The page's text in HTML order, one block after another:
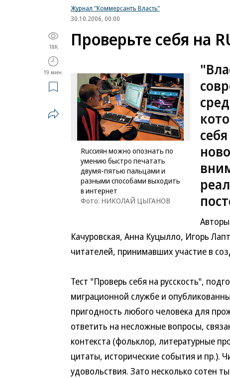
Журнал "Коммерсантъ Власть"
30.10.2006, 00:00
18K
19 мин.
Проверьте себя на
Ruссиян можно опознать по
умению быстро печатать
двумя-пятью пальцами и
разными способами выходить
в интернет
Фото: НИКОЛАЙ ЦЫГАНОВ
Качуровская, Анна Куцылло, Игорь
читателей, принимавших участие в
Тест "Проверь себя на русскость",
миграционной службе и
пригодность любого человека для
ответить на несложные вопросы,
контекста (фольклор, литературные
цитаты, исторические события и пр.).
удовольствия. Зато несколько сотен